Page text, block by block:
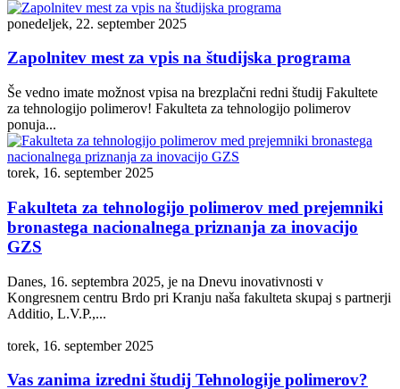
ponedeljek, 22. september 2025
Zapolnitev mest za vpis na študijska programa
Še vedno imate možnost vpisa na brezplačni redni študij Fakultete
za tehnologijo polimerov! Fakulteta za tehnologijo polimerov
ponuja...
torek, 16. september 2025
Fakulteta za tehnologijo polimerov med prejemniki
bronastega nacionalnega priznanja za inovacijo
GZS
Danes, 16. septembra 2025, je na Dnevu inovativnosti v
Kongresnem centru Brdo pri Kranju naša fakulteta skupaj s partnerji
Additio, L.V.P.,...
torek, 16. september 2025
Vas zanima izredni študij Tehnologije polimerov?